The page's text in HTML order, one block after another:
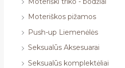
Moteriškos pižamos
Push-up Liemenėlės
Seksualūs Aksesuarai
Seksualūs komplektėliai